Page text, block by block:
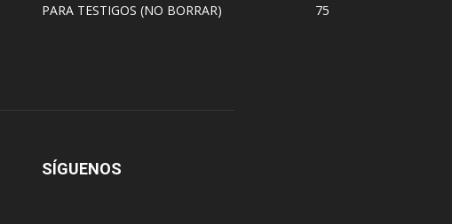
PARA TESTIGOS (NO BORRAR)
75
SÍGUENOS